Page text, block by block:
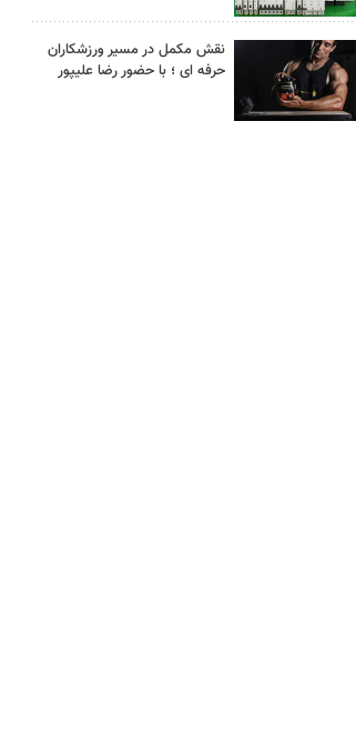
نقش مکمل در مسیر ورزشکاران
حرفه ای ؛ با حضور رضا علیپور